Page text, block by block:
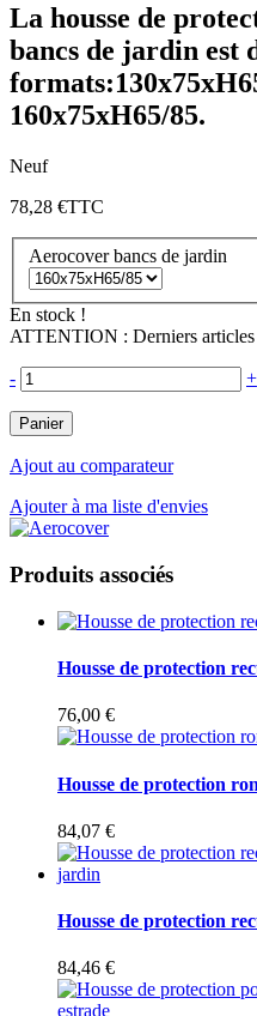
La housse de
bancs de jardin est
160x75xH65/85.
Neuf
78,28 €TTC
Aerocover bancs de jardin
En stock !
ATTENTION : Derniers articles
- +
Panier
Ajout au comparateur
Ajouter à ma liste d'envies
Produits associés
Housse de protection
76,00 €
Housse de protection
84,07 €
Housse de protection
84,46 €